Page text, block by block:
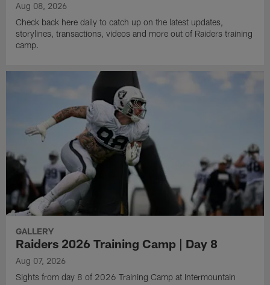
Aug 08, 2026
Check back here daily to catch up on the latest updates,
storylines, transactions, videos and more out of Raiders training
camp.
GALLERY
Raiders 2026 Training Camp | Day 8
Aug 07, 2026
Sights from day 8 of 2026 Training Camp at Intermountain